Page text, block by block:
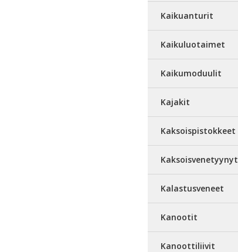
Kaikuanturit
Kaikuluotaimet
Kaikumoduulit
Kajakit
Kaksoispistokkeet
Kaksoisvenetyynyt
Kalastusveneet
Kanootit
Kanoottiliivit